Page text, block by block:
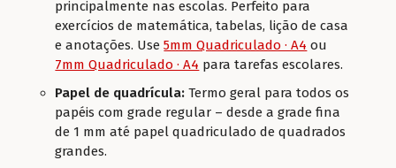
principalmente nas escolas. Perfeito para
exercícios de matemática, tabelas, lição de casa
e anotações. Use5mm Quadriculado · A4 ou
7mm Quadriculado · A4 para tarefas escolares.
Papel de quadrícula: Termo geral para todos os
papéis com grade regular – desde a grade fina
de 1 mm até papel quadriculado de quadrados
grandes.